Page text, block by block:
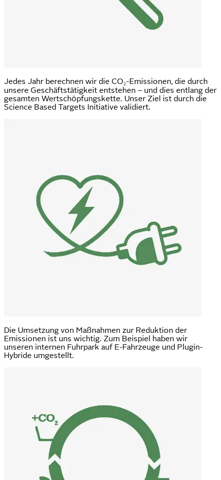
Jedes Jahr berechnen wir die CO₂-Emissionen, die durch
unsere Geschäftstätigkeit entstehen – und dies entlang der
gesamten Wertschöpfungskette. Unser Ziel ist durch die
Science Based Targets Initiative validiert.
Die Umsetzung von Maßnahmen zur Reduktion der
Emissionen ist uns wichtig. Zum Beispiel haben wir
unseren internen Fuhrpark auf E-Fahrzeuge und Plugin-
Hybride umgestellt.